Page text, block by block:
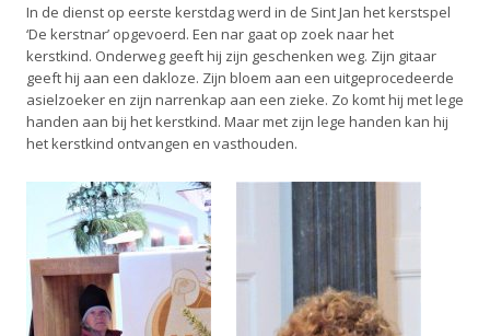
In de dienst op eerste kerstdag werd in de Sint Jan het kerstspel
‘De kerstnar’ opgevoerd. Een nar gaat op zoek naar het
kerstkind. Onderweg geeft hij zijn geschenken weg. Zijn gitaar
geeft hij aan een dakloze. Zijn bloem aan een uitgeprocedeerde
asielzoeker en zijn narrenkap aan een zieke. Zo komt hij met lege
handen aan bij het kerstkind. Maar met zijn lege handen kan hij
het kerstkind ontvangen en vasthouden.